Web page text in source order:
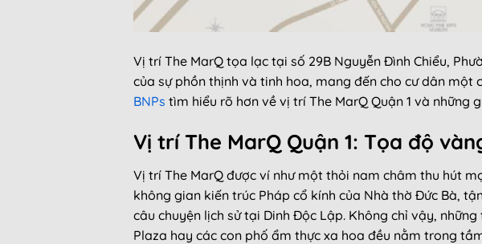
Vị trí The MarQ tọa lạc tại số 29B Nguyễn Đình Chiểu,
của sự phồn thịnh và tinh hoa, mang đến cho cư dân
BNPs tìm hiểu rõ hơn về vị trí The MarQ Quận 1 và
Vị trí The MarQ Quận 1: Tọa độ
Vị trí The MarQ được ví như một thỏi nam châm thu hút
không gian kiến trúc Pháp cổ kính của Nhà thờ Đức Bà,
câu chuyện lịch sử tại Dinh Độc Lập. Không chỉ vậy,
Plaza hay các con phố ẩm thực xa hoa đều nằm trong